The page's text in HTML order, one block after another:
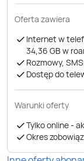
Oferta zawiera
Internet w
34,36 GB ​​​​​​​w
Rozmowy,
Dostęp do
Warunki oferty
Tylko online -
Okres